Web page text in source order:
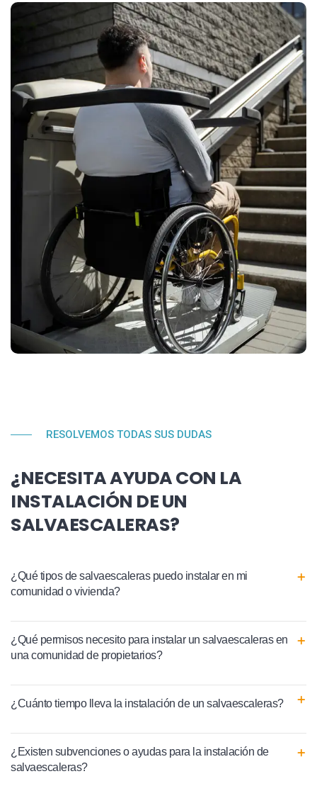
RESOLVEMOS TODAS SUS DUDAS
¿NECESITA AYUDA CON LA
INSTALACIÓN DE UN
SALVAESCALERAS?
¿Qué tipos de salvaescaleras puedo instalar en mi
comunidad o vivienda?
¿Qué permisos necesito para instalar un salvaescaleras en
una comunidad de propietarios?
¿Cuánto tiempo lleva la instalación de un salvaescaleras?
¿Existen subvenciones o ayudas para la instalación de
salvaescaleras?